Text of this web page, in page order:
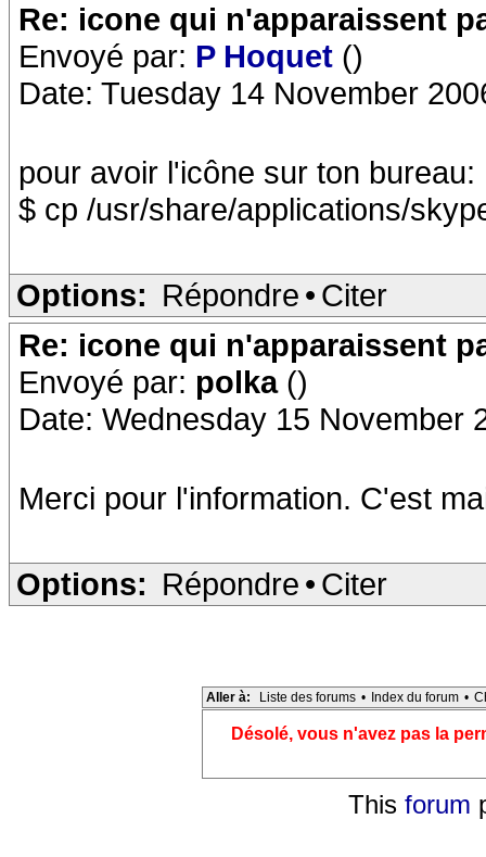
Re: icone qui n'apparaissent
Envoyé par: P Hoquet ()
Date: Tuesday 14 November
pour avoir l'icône sur ton bureau:
$ cp /usr/share/applications/
Options: Répondre • Citer
Re: icone qui n'apparaissent
Envoyé par: polka ()
Date: Wednesday 15 November
Merci pour l'information. C'est
Options: Répondre • Citer
Aller à: Liste des forums • Index du forum •
Désolé, vous n'avez pas la
This forum